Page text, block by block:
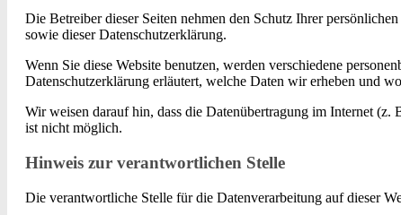
Die Betreiber dieser Seiten nehmen den Schutz Ihrer
sowie dieser Datenschutzerklärung.
Wenn Sie diese Website benutzen, werden verschiedene
Datenschutzerklärung erläutert, welche Daten wir erheben und
Wir weisen darauf hin, dass die Datenübertragung im Internet
ist nicht möglich.
Hinweis zur verantwortlichen Stelle
Die verantwortliche Stelle für die Datenverarbeitung auf dieser